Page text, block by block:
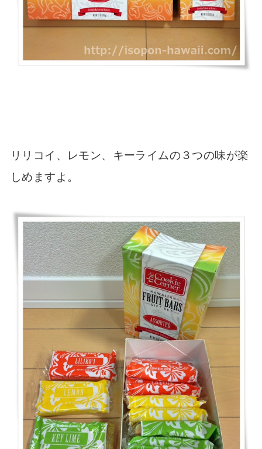
リリコイ、レモン、キーライムの３つの味が楽
しめますよ。